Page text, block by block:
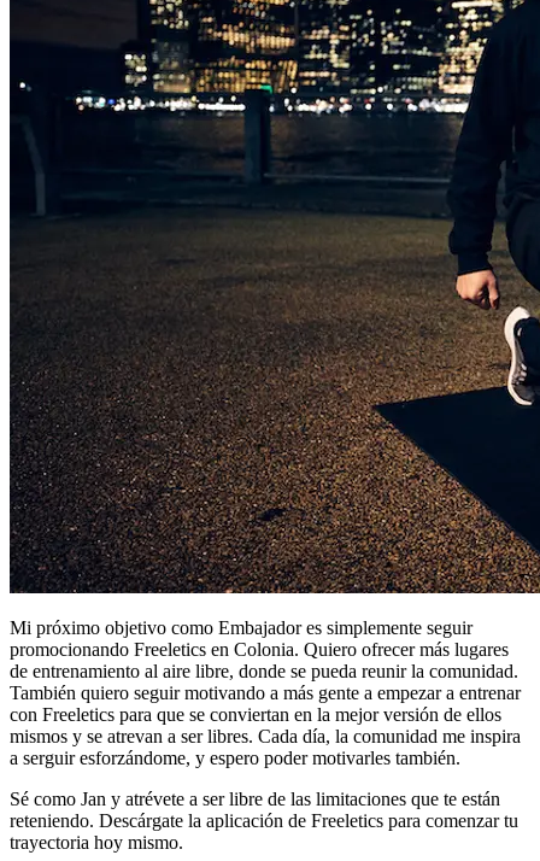
Mi próximo objetivo como Embajador es simplemente seguir
promocionando Freeletics en Colonia. Quiero ofrecer más lugares
de entrenamiento al aire libre, donde se pueda reunir la comunidad.
También quiero seguir motivando a más gente a empezar a entrenar
con Freeletics para que se conviertan en la mejor versión de ellos
mismos y se atrevan a ser libres. Cada día, la comunidad me inspira
a serguir esforzándome, y espero poder motivarles también.
Sé como Jan y atrévete a ser libre de las limitaciones que te están
reteniendo. Descárgate la aplicación de Freeletics para comenzar tu
trayectoria hoy mismo.